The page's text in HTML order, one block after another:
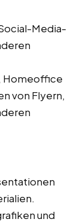
Media-
Homeoffice
von Flyern,
und